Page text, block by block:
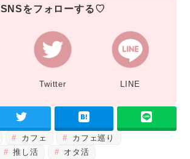
SNSをフォローする♡
Twitter LINE
カフェ
カフェ巡り
推し活 オタ活